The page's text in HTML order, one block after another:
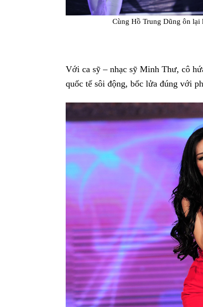
Cùng Hồ Trung Dũng ôn
Với ca sỹ – nhạc sỹ Minh Thư, cô
quốc tế sôi động, bốc lửa đúng với